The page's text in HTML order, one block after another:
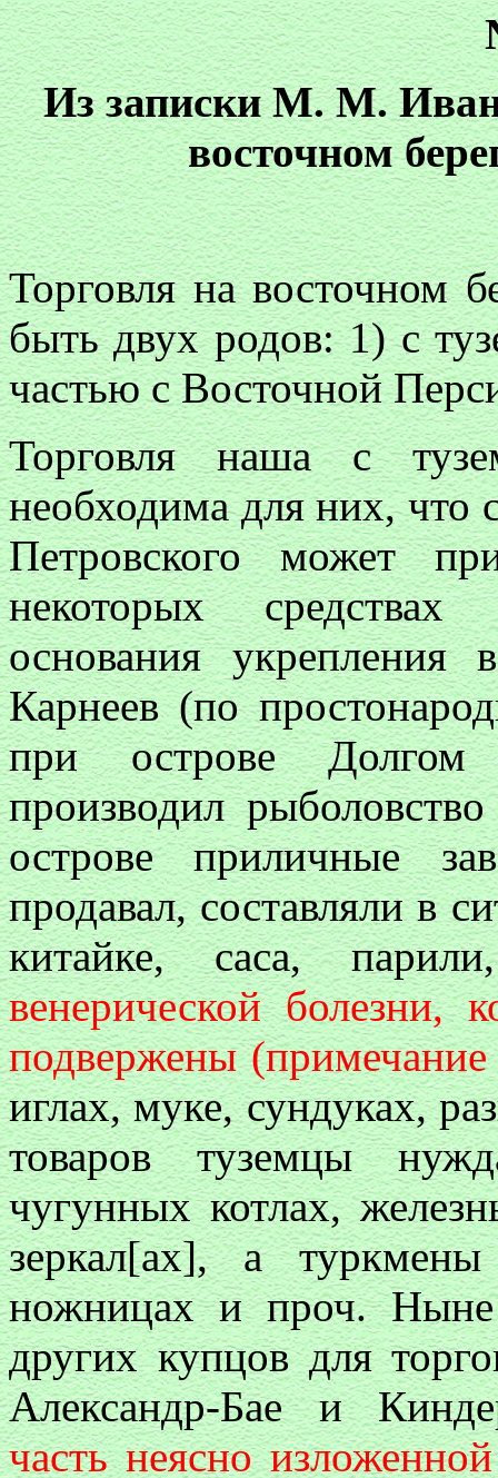
Из записки М. М.
восточном
Торговля на восточном
быть двух родов: 1) с
частью с Восточной
Торговля наша с
необходима для них, что
Петровского может
некоторых средствах
основания
Карнеев (по
при острове Долгом
производил
острове приличные
продавал, составляли в
китайке, саса,
венерической болезни,
подвержены
иглах, муке, сундуках,
товаров туземцы
чугунных котлах,
зеркал[ах], а
ножницах и проч.
других купцов для
Александр-Бае и
часть неясно